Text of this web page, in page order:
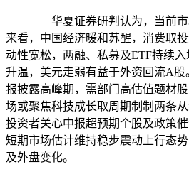
华夏证券研判认为，当前市
来看，中国经济暖和苏醒，消费取
动性宽松，两融、私募及ETF持续
升温，美元走弱有益于外资回流A股
报披露高峰期，需部门高估值题材
场或聚焦科技成长取周期制制两条
投资者关心中报超预期个股及政策
短期市场估计维持稳步震动上行态
及外盘变化。